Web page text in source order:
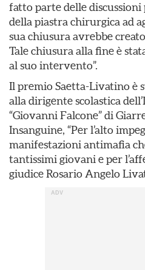
fatto parte delle
della piastra chirurgica ad
sua chiusura avrebbe
Tale chiusura alla fine è
al suo intervento”.
Il premio Saetta-Livatino è
alla dirigente scolastica
“Giovanni Falcone” di
Insanguine, “Per l’alto
manifestazioni antimafia
tantissimi giovani e per
giudice Rosario Angelo